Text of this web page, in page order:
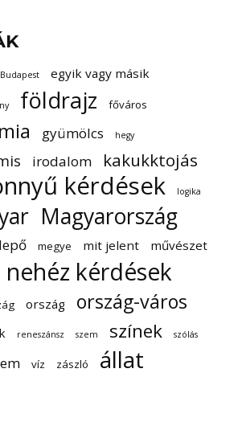
Budapest egyik vagy másik
földrajz főváros
gyümölcs hegy
irodalom kakukktojás
kérdések logika
Magyarország
megye mit jelent művészet
nehéz kérdések
ország ország-város
reneszánsz szem színek szólás
víz zászló állat